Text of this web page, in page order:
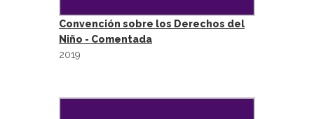
Convención sobre los Derechos del
Niño - Comentada
2019